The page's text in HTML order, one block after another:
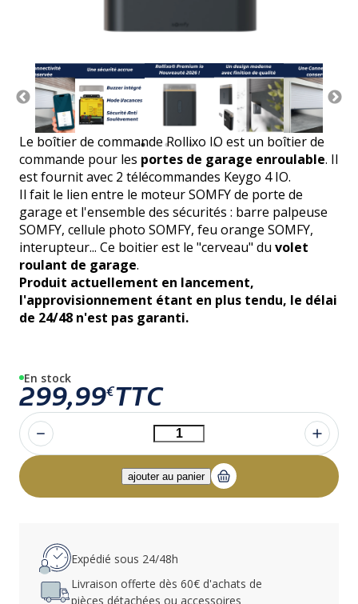
Le boîtier de commande Rollixo IO est un boîtier de
commande pour les portes de garage enroulable. Il
est fournit avec 2 télécommandes Keygo 4 IO.
Il fait le lien entre le moteur SOMFY de porte de
garage et l'ensemble des sécurités : barre palpeuse
SOMFY, cellule photo SOMFY, feu orange SOMFY,
interupteur... Ce boitier est le "cerveau" du volet
roulant de garage.
Produit actuellement en lancement,
l'approvisionnement étant en plus tendu, le délai
de 24/48 n'est pas garanti.
En stock
299,99€TTC
Expédié sous 24/48h
Livraison offerte dès 60€ d'achats de
pièces détachées ou accessoires